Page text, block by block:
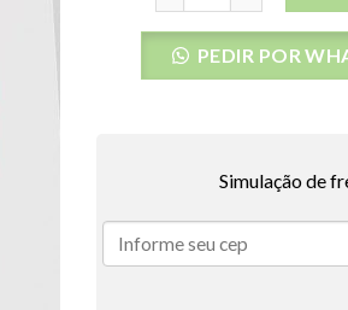
PEDIR POR
Simulação de